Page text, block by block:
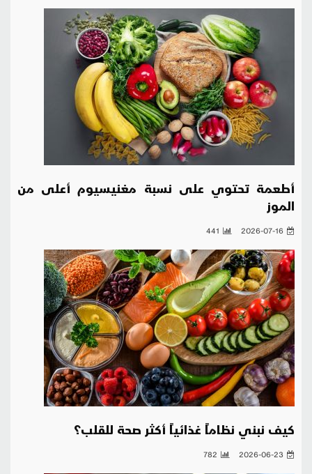
أطعمة تحتوي على نسبة مغنيسيوم أعلى من
الموز
2026-07-16
441
كيف نبني نظاماً غذائياً أكثر صحة للقلب؟
2026-06-23
782